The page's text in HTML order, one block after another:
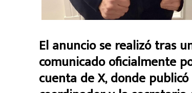
El anuncio se realizó tras
comunicado oficialmente
cuenta de X, donde